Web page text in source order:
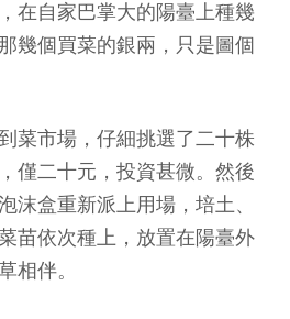
在自家巴掌大的陽臺上種幾
幾個買菜的銀兩，只是圖個
菜市場，仔細挑選了二十株
僅二十元，投資甚微。然後
沫盒重新派上用場，培土、
苗依次種上，放置在陽臺外
相伴。